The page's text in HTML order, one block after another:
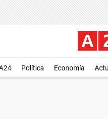
Política Economía